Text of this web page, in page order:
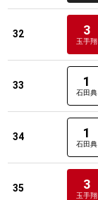
32 3
玉手翔
33 1
石田典
34 1
石田典
35 3
玉手翔